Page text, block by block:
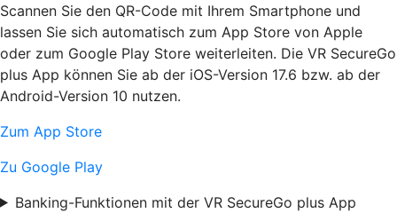
Scannen Sie den QR-Code mit Ihrem Smartphone und
lassen Sie sich automatisch zum App Store von Apple
oder zum Google Play Store weiterleiten. Die VR SecureGo
plus App können Sie ab der iOS-Version 17.6 bzw. ab der
Android-Version 10 nutzen.
Zum App Store
Zu Google Play
Banking-Funktionen mit der VR SecureGo plus App